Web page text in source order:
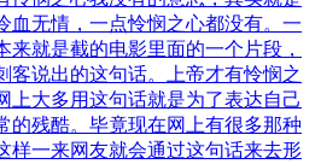
血无情，一点怜悯之心都没有。一
来就是截的电影里面的一个片段，
客说出的这句话。上帝才有怜悯之
上大多用这句话就是为了表达自己
的残酷。毕竟现在网上有很多那种
样一来网友就会通过这句话来去形